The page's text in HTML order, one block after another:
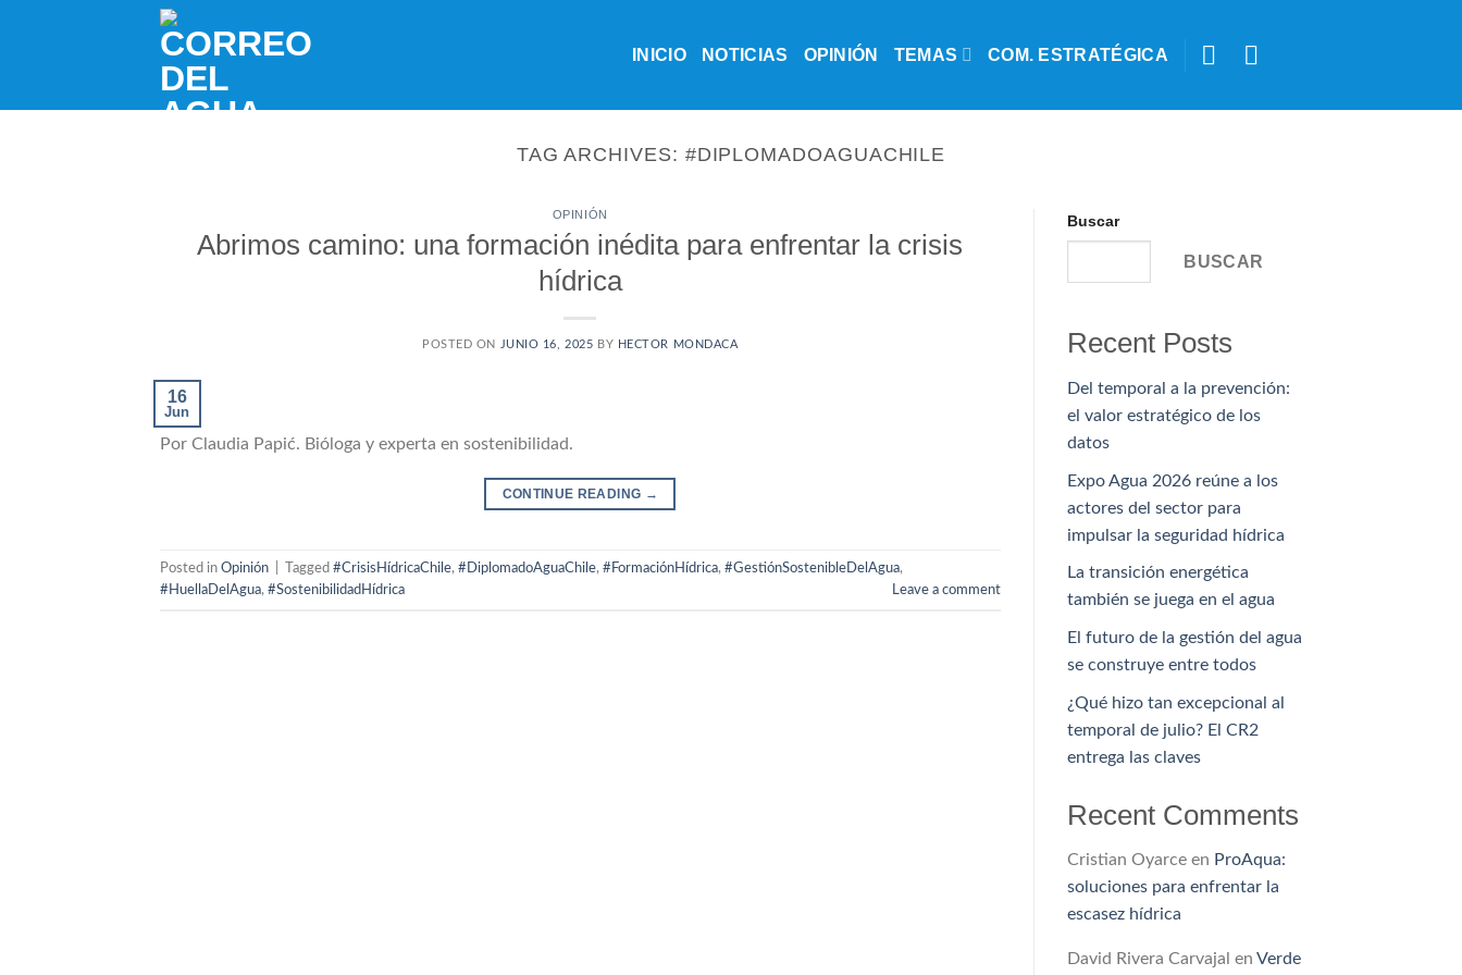
INICIO NOTICIAS OPINIÓN TEMAS COM. ESTRATÉGICA
TAG ARCHIVES: #DIPLOMADOAGUACHILE
OPINIÓN
Abrimos camino: una formación inédita para enfrentar la crisis
hídrica
POSTED ON JUNIO 16, 2025 BY HECTOR MONDACA
16
Jun
Por Claudia Papić. Bióloga y experta en sostenibilidad.
CONTINUE READING →
Posted in Opinión Tagged #CrisisHídricaChile, #DiplomadoAguaChile, #FormaciónHídrica, #GestiónSostenibleDelAgua,
#HuellaDelAgua, #SostenibilidadHídrica Leave a comment
Buscar
BUSCAR
Recent Posts
Del temporal a la prevención:
el valor estratégico de los
datos
Expo Agua 2026 reúne a los
actores del sector para
impulsar la seguridad hídrica
La transición energética
también se juega en el agua
El futuro de la gestión del agua
se construye entre todos
¿Qué hizo tan excepcional al
temporal de julio? El CR2
entrega las claves
Recent Comments
Cristian Oyarceen ProAqua:
soluciones para enfrentar la
escasez hídrica
David Rivera Carvajal en Verde